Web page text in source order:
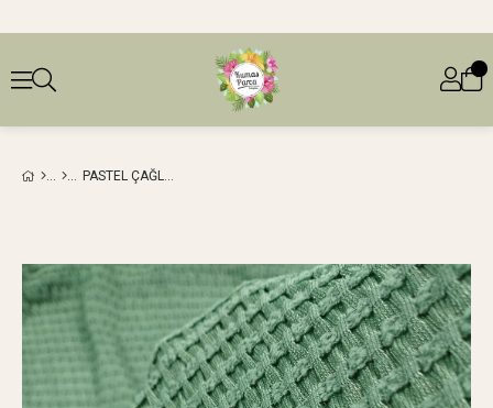
PASTEL ÇAĞLA YEŞILI RENKTE ÖRGÜ DESENLI JARSE (EN 160 CM X BOY 115 CM)